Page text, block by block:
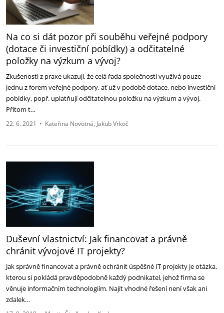
Na co si dát pozor při souběhu veřejné podpory
(dotace či investiční pobídky) a odčitatelné
položky na výzkum a vývoj?
Zkušenosti z praxe ukazují, že celá řada společností využívá pouze
jednu z forem veřejné podpory, ať už v podobě dotace, nebo investiční
pobídky, popř. uplatňují odčitatelnou položku na výzkum a vývoj.
Přitom t…
22. 6. 2021 • Kateřina Novotná Jakub Vrkoč
Duševní vlastnictví: Jak financovat a právně
chránit vývojové IT projekty?
Jak správně financovat a právně ochránit úspěšné IT projekty je otázka,
kterou si pokládá pravděpodobně každý podnikatel, jehož firma se
věnuje informačním technologiím. Najít vhodné řešení není však ani
zdalek…